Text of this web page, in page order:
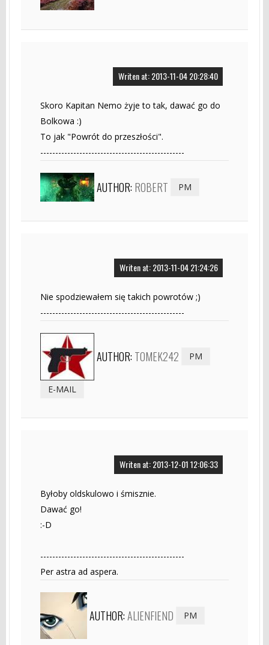
Writen at: 2013-11-04 20:28:40
Skoro Kapitan Nemo żyje to tak, dawać go do
Bolkowa :)
To jak "Powrót do przeszłości".
------------------------------------------------
AUTHOR: ROBERT PM
Writen at: 2013-11-04 21:24:26
Nie spodziewałem się takich powrotów ;)
------------------------------------------------
AUTHOR: TOMEK242 PM
E-MAIL
Writen at: 2013-12-01 12:06:33
Byłoby oldskulowo i śmisznie.
Dawać go!
:-D
------------------------------------------------
Per astra ad aspera.
AUTHOR:ALIENFIEND PM